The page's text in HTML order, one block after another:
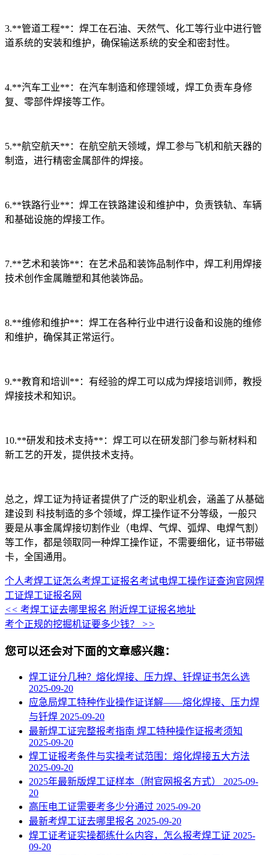
3.**管道工程**：焊工在石油、天然气、化工等行业中进行管
道系统的安装和维护，确保输送系统的安全和密封性。
4.**汽车工业**：在汽车制造和修理领域，焊工负责车身修
复、零部件焊接等工作。
5.**航空航天**：在航空航天领域，焊工参与飞机和航天器的
制造，进行精密金属部件的焊接。
6.**铁路行业**：焊工在铁路建设和维护中，负责铁轨、车辆
和基础设施的焊接工作。
7.**艺术和装饰**：在艺术品和装饰品制作中，焊工利用焊接
技术创作金属雕塑和其他装饰品。
8.**维修和维护**：焊工在各种行业中进行设备和设施的维修
和维护，确保其正常运行。
9.**教育和培训**：有经验的焊工可以成为焊接培训师，教授
焊接技术和知识。
10.**研发和技术支持**：焊工可以在研发部门参与新材料和
新工艺的开发，提供技术支持。
总之，焊工证为持证者提供了广泛的职业机会，涵盖了从基础
建设到 科技制造的多个领域，焊工操作证不分等级，一般只
要是从事金属焊接切割作业（电焊、气焊、弧焊、电焊气割）
等工作，都是领取同一种焊工操作证，不需要细化，证书带磁
卡，全国通用。
个人考焊工证怎么考焊工证报名考试电焊工操作证查询官网焊
工证焊工证报名网
<< 考焊工证去哪里报名 附近焊工证报名地址
考个正规的挖掘机证要多少钱？ >>
您可以还会对下面的文章感兴趣：
焊工证分几种？熔化焊接、压力焊、钎焊证书怎么选
2025-09-20
应急局焊工特种作业操作证详解——熔化焊接、压力焊
与钎焊 2025-09-20
最新焊工证完整报考指南 焊工特种操作证报考须知
2025-09-20
焊工证报考条件与实操考试范围：熔化焊接五大方法
2025-09-20
2025年最新版焊工证样本（附官网报名方式） 2025-09-
20
高压电工证需要考多少分通过 2025-09-20
最新考焊工证去哪里报名 2025-09-20
焊工证考证实操都练什么内容，怎么报考焊工证 2025-
09-20